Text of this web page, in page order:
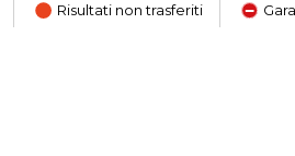
Risultati non trasferiti